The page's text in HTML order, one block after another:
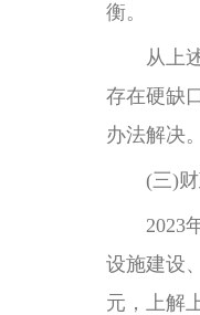
衡。
从上述
存在硬缺
办法解决。
(三)财
2023年
设施建设
元，上解